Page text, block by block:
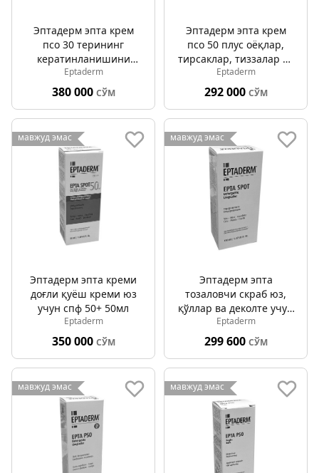
Эптадерм эпта крем
псо 30 терининг
кератинланишини
камайтирадиган 100мл
Eptaderm
380 000 СЎМ
Эптадерм эпта крем
псо 50 плус оёқлар,
тирсаклар, тиззалар ва
тирноқлар учун 50мл
Eptaderm
292 000 СЎМ
мавжуд эмас
Эптадерм эпта креми
доғли қуёш креми юз
учун спф 50+ 50мл
Eptaderm
350 000 СЎМ
мавжуд эмас
Эптадерм эпта
тозаловчи скраб юз,
қўллар ва деколте учун
доғларни тозалаш
150мл
Eptaderm
299 600 СЎМ
мавжуд эмас мавжуд эмас